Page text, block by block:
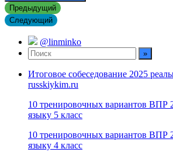
Предыдущий
Следующий
@linminko
Итоговое собеседование 2025
russkiykim.ru
10 тренировочных вариантов ВПР
языку 5 класс
10 тренировочных вариантов ВПР
языку 4 класс